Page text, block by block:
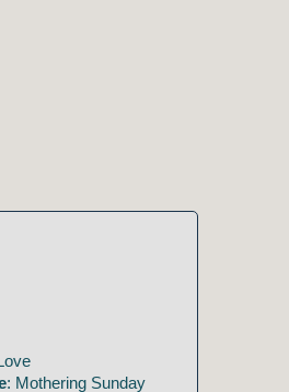
: Mothering Sunday